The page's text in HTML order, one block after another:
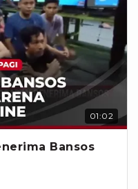
01:02
Bansos